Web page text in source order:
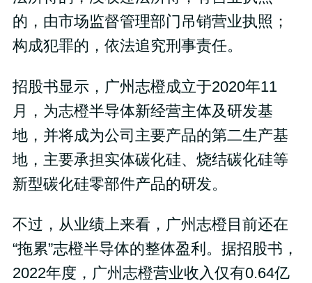
的，由市场监督管理部门吊销营业执照；
构成犯罪的，依法追究刑事责任。
招股书显示，广州志橙成立于2020年11
月，为志橙半导体新经营主体及研发基
地，并将成为公司主要产品的第二生产基
地，主要承担实体碳化硅、烧结碳化硅等
新型碳化硅零部件产品的研发。
不过，从业绩上来看，广州志橙目前还在
“拖累”志橙半导体的整体盈利。据招股书，
2022年度，广州志橙营业收入仅有0.64亿